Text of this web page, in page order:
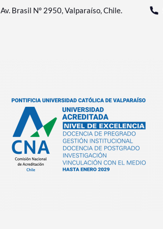
Av. Brasil N° 2950, Valparaíso, Chile.